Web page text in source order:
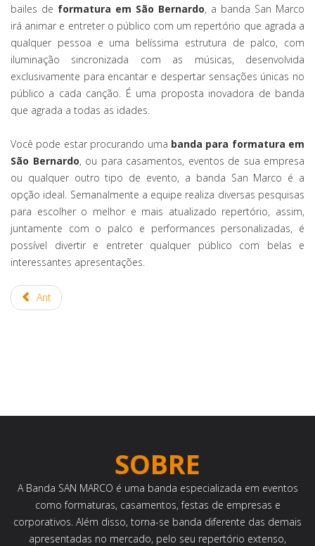
bailes de formatura em São Bernardo, a banda San Marco
irá animar e entreter o público com um repertório que agrada a
qualquer pessoa e uma belíssima estrutura de palco, com
iluminação sincronizada com as músicas, desenvolvida
exclusivamente para encantar e despertar sensações únicas no
público a cada canção. É uma proposta inovadora de banda
que agrada a todas as idades.
Você pode estar procurando uma banda para formatura em
São Bernardo, ou para casamentos, eventos de sua empresa
ou qualquer outro tipo de evento, a banda San Marco é a
opção ideal. Semanalmente a equipe realiza diversas pesquisas
para escolher o melhor e mais atualizado repertório, assim,
juntamente com o palco e performances personalizadas, é
possível divertir e entreter qualquer público com belas e
interessantes apresentações.
Ant
SOBRE
A Banda SAN MARCO é uma banda especializada em eventos
como formaturas, casamentos, festas de empresas e
corporativos. Além disso, torna-se banda diferente das demais
apresentadas no mercado, pelo seu repertório extenso,